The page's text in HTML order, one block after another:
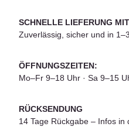
SCHNELLE LIEFERUNG
Zuverlässig, sicher und in
ÖFFNUNGSZEITEN:
Mo–Fr 9–18 Uhr · Sa 9–15
RÜCKSENDUNG
14 Tage Rückgabe – Infos in